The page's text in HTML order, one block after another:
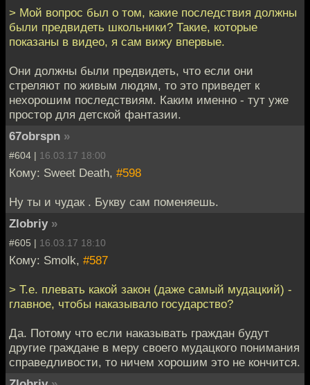
> Мой вопрос был о том, какие последствия должны
были предвидеть школьники? Такие, которые
показаны в видео, я сам вижу впервые.
Они должны были предвидеть, что если они
стреляют по живым людям, то это приведет к
нехорошим последствиям. Каким именно - тут уже
простор для детской фантазии.
67obrspn »
#604 | 16.03.17 18:00
Кому: Sweet Death, #598
Ну ты и чудак . Букву сам поменяешь.
Zlobriy »
#605 | 16.03.17 18:10
Кому: Smolk, #587
> Т.е. плевать какой закон (даже самый мудацкий) -
главное, чтобы наказывало государство?
Да. Потому что если наказывать граждан будут
другие граждане в меру своего мудацкого понимания
справедливости, то ничем хорошим это не кончится.